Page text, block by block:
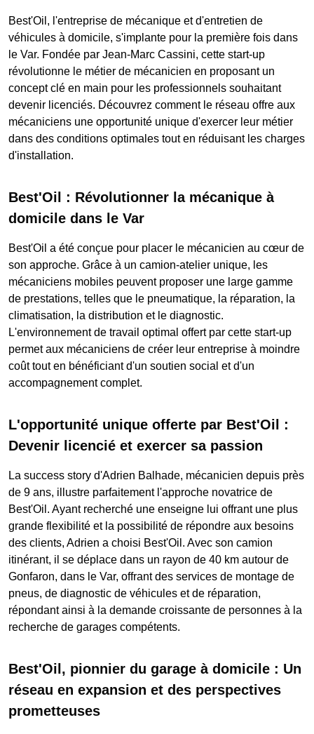
Best'Oil, l'entreprise de mécanique et d'entretien de
véhicules à domicile, s'implante pour la première fois dans
le Var. Fondée par Jean-Marc Cassini, cette start-up
révolutionne le métier de mécanicien en proposant un
concept clé en main pour les professionnels souhaitant
devenir licenciés. Découvrez comment le réseau offre aux
mécaniciens une opportunité unique d'exercer leur métier
dans des conditions optimales tout en réduisant les charges
d'installation.
Best'Oil : Révolutionner la mécanique à
domicile dans le Var
Best'Oil a été conçue pour placer le mécanicien au cœur de
son approche. Grâce à un camion-atelier unique, les
mécaniciens mobiles peuvent proposer une large gamme
de prestations, telles que le pneumatique, la réparation, la
climatisation, la distribution et le diagnostic.
L'environnement de travail optimal offert par cette start-up
permet aux mécaniciens de créer leur entreprise à moindre
coût tout en bénéficiant d'un soutien social et d'un
accompagnement complet.
L'opportunité unique offerte par Best'Oil :
Devenir licencié et exercer sa passion
La success story d'Adrien Balhade, mécanicien depuis près
de 9 ans, illustre parfaitement l'approche novatrice de
Best'Oil. Ayant recherché une enseigne lui offrant une plus
grande flexibilité et la possibilité de répondre aux besoins
des clients, Adrien a choisi Best'Oil. Avec son camion
itinérant, il se déplace dans un rayon de 40 km autour de
Gonfaron, dans le Var, offrant des services de montage de
pneus, de diagnostic de véhicules et de réparation,
répondant ainsi à la demande croissante de personnes à la
recherche de garages compétents.
Best'Oil, pionnier du garage à domicile : Un
réseau en expansion et des perspectives
prometteuses